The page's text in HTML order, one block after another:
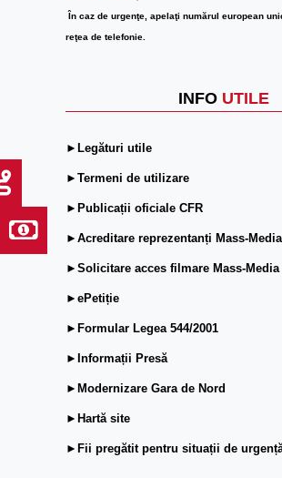
În caz de urgenţe, apelaţi numărul european
reţea de telefonie.
INFO UTILE
►Legături utile
►Termeni de utilizare
►Publicații oficiale CFR
►Acreditare reprezentanți Mass-Media
►Solicitare acces filmare Mass-Media
►ePetiție
►Formular Legea 544/2001
►Informații Presă
►Modernizare Gara de Nord
►Hartă site
►Fii pregătit pentru situații de